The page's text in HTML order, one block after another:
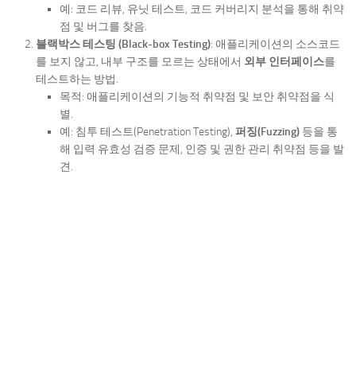
예: 코드 리뷰, 유닛 테스트, 코드 커버리지 분석을 통해 취약
점 및 버그를 찾음.
블랙박스 테스팅 (Black-box Testing): 애플리케이션의 소스코드
를 보지 않고, 내부 구조를 모르는 상태에서 외부 인터페이스를
테스트하는 방법.
목적: 애플리케이션의 기능적 취약점 및 보안 취약점을 식
별.
예: 침투 테스트(Penetration Testing), 퍼징(Fuzzing) 등을 통
해 입력 유효성 검증 문제, 인증 및 권한 관리 취약점 등을 발
견.